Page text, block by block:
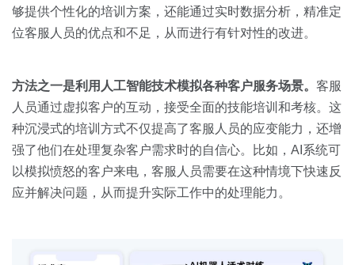
销售管理
交易跟进
培训辅导
够提供个性化的培训方案，还能通过实时数据分析，精准定
位客服人员的优点和不足，从而进行有针对性的改进。
方法之一是利用人工智能技术模拟各种客户服务场景。 客服
人员通过虚拟客户的互动，接受全面的技能培训和考核。这
种沉浸式的培训方式不仅提高了客服人员的应变能力，还增
强了他们在处理复杂客户需求时的自信心。比如，AI系统可
以模拟愤怒的客户来电，客服人员需要在这种情境下快速反
应并解决问题，从而提升实际工作中的处理能力。